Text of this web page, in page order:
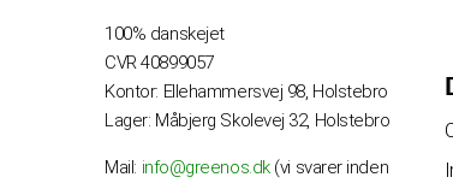
100% danskejet
CVR 40899057
Kontor: Ellehammersvej 98, Holstebro
Lager: Måbjerg Skolevej 32, Holstebro
Mail: info@greenos.dk (vi svarer inden